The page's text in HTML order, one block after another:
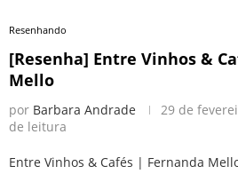
Resenhando
[Resenha] Entre Vinhos &
Mello
por Barbara Andrade 29 de
de leitura
Entre Vinhos & Cafés | Fernanda